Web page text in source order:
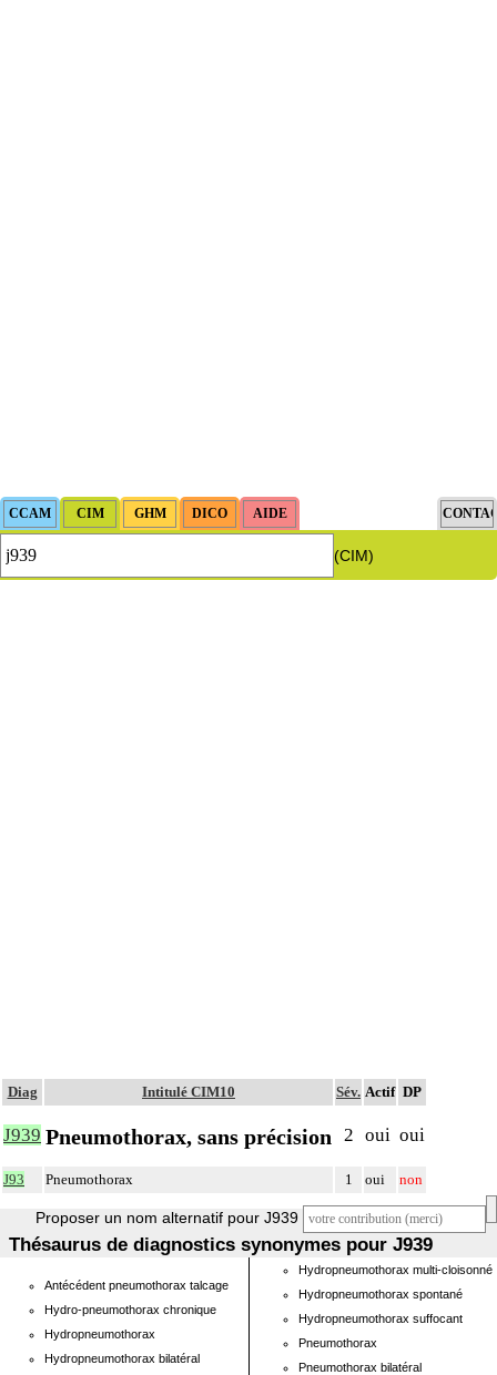
(CIM)
Diag Intitulé CIM10 Sév. Actif DP
J939 Pneumothorax, sans précision 2 oui oui
J93 Pneumothorax 1 oui non
Proposer un nom alternatif pour J939
Thésaurus de diagnostics synonymes pour J939
Antécédent pneumothorax talcage
Hydro-pneumothorax chronique
Hydropneumothorax
Hydropneumothorax bilatéral
Hydropneumothorax multi-cloisonné
Hydropneumothorax spontané
Hydropneumothorax suffocant
Pneumothorax
Pneumothorax bilatéral